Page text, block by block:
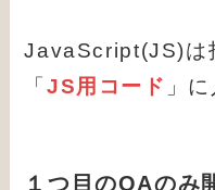
JavaScript(JS)は
「JS用コード 」
１つ目のQAのみ